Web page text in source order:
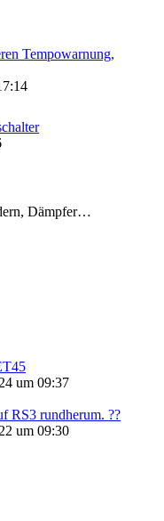
Tempowarnung,
Dämpfer…
um 09:37
RS3 rundherum. ??
um 09:30